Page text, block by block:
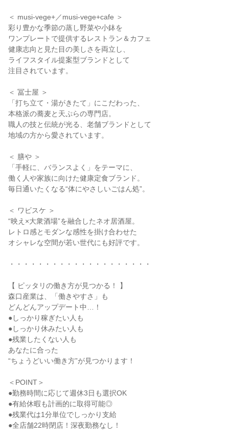
＜ musi-vege+／musi-vege+cafe ＞
彩り豊かな季節の蒸し野菜や小鉢を
ワンプレートで提供するレストラン＆カフェ
健康志向と見た目の美しさを両立し、
ライフスタイル提案型ブランドとして
注目されています。
＜ 冨士屋 ＞
「打ち立て・湯がきたて」にこだわった、
本格派の蕎麦と天ぷらの専門店。
職人の技と伝統が光る、老舗ブランドとして
地域の方から愛されています。
＜ 膳や ＞
「手軽に、バランスよく」をテーマに、
働く人や家族に向けた健康定食ブランド。
毎日通いたくなる“体にやさしいごはん処”。
＜ ワビスケ ＞
“映え×大衆酒場”を融合したネオ居酒屋。
レトロ感とモダンな感性を掛け合わせた
オシャレな空間が若い世代にも好評です。
・・・・・・・・・・・・・・・・・・・・
【 ピッタリの働き方が見つかる！ 】
森口産業は、「働きやすさ」も
どんどんアップデート中…！
●しっかり稼ぎたい人も
●しっかり休みたい人も
●残業したくない人も
あなたに合った
“ちょうどいい働き方”が見つかります！
＜POINT＞
●勤務時間に応じて週休3日も選択OK
●有給休暇も計画的に取得可能◎
●残業代は1分単位でしっかり支給
●全店舗22時閉店！深夜勤務なし！